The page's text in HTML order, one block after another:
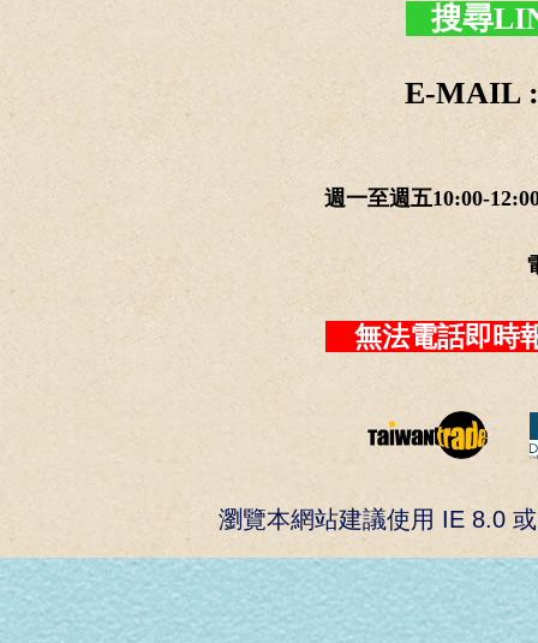
搜尋
E-MAIL :
週一至週五10:00-
無法電話即
瀏覽本網站建議使用 IE 8.0